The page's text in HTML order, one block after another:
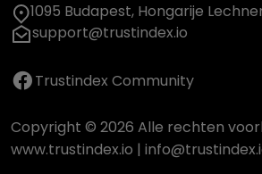
1095 Budapest, Hongarije
support@trustindex.io
Trustindex Community
Copyright © 2026 Alle rechten
www.trustindex.io |